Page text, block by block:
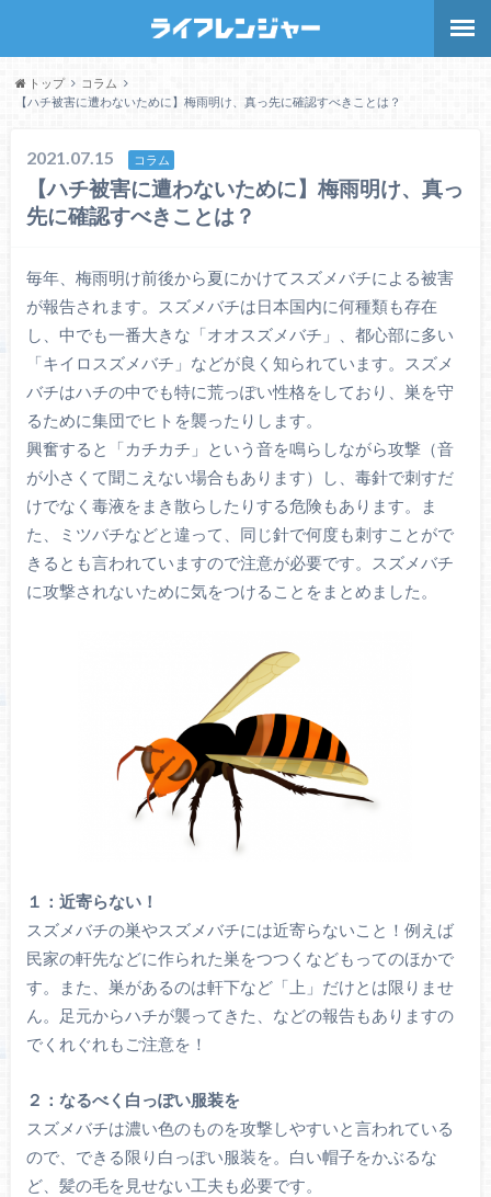
トップ
コラム
【ハチ被害に遭わないために】梅雨明け、真っ先に確認すべきことは？
2021.07.15 コラム
【ハチ被害に遭わないために】梅雨明け、真っ
先に確認すべきことは？
毎年、梅雨明け前後から夏にかけてスズメバチによる被害
が報告されます。スズメバチは日本国内に何種類も存在
し、中でも一番大きな「オオスズメバチ」、都心部に多い
「キイロスズメバチ」などが良く知られています。スズメ
バチはハチの中でも特に荒っぽい性格をしており、巣を守
るために集団でヒトを襲ったりします。
興奮すると「カチカチ」という音を鳴らしながら攻撃（音
が小さくて聞こえない場合もあります）し、毒針で刺すだ
けでなく毒液をまき散らしたりする危険もあります。ま
た、ミツバチなどと違って、同じ針で何度も刺すことがで
きるとも言われていますので注意が必要です。スズメバチ
に攻撃されないために気をつけることをまとめました。
１：近寄らない！
スズメバチの巣やスズメバチには近寄らないこと！例えば
民家の軒先などに作られた巣をつつくなどもってのほかで
す。また、巣があるのは軒下など「上」だけとは限りませ
ん。足元からハチが襲ってきた、などの報告もありますの
でくれぐれもご注意を！
２：なるべく白っぽい服装を
スズメバチは濃い色のものを攻撃しやすいと言われている
ので、できる限り白っぽい服装を。白い帽子をかぶるな
ど、髪の毛を見せない工夫も必要です。